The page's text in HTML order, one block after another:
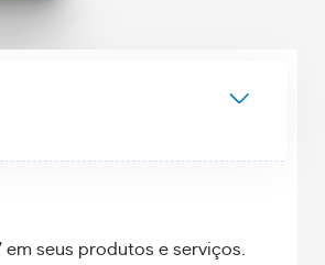
em seus produtos e serviços.